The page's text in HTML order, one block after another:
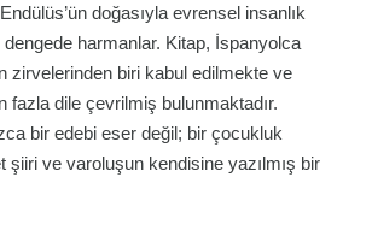
doğasıyla evrensel insanlık
dengede harmanlar. Kitap, İspanyolca
zirvelerinden biri kabul edilmekte ve
fazla dile çevrilmiş bulunmaktadır.
bir edebi eser değil; bir çocukluk
şiiri ve varoluşun kendisine yazılmış bir